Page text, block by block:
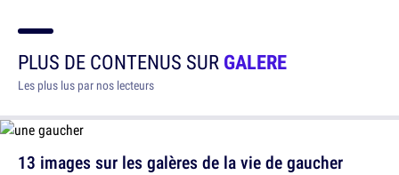
PLUS DE CONTENUS SURGALERE
Les plus lus par nos lecteurs
13 images sur les galères de la vie de gaucher